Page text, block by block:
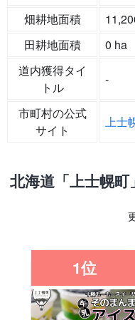
畑耕地面積
田耕地面積
0 ha
道内獲得タイ
トル
-
市町村の公式
サイト
上士
北海道「上士幌
1位